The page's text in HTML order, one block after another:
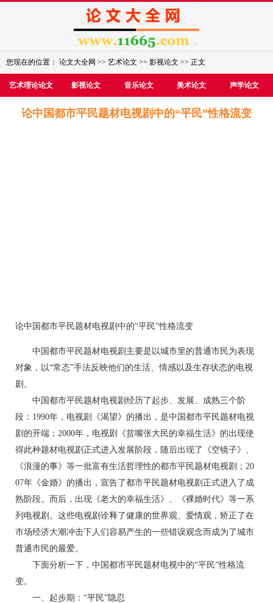
您现在的位置：论文大全网>>艺术论文>>影视论文>> 正文
艺术理论论文 影视论文 音乐论文 美术论文 声学论文
论中国都市平民题材电视剧中的“平民”性格流变
论中国都市平民题材电视剧中的“平民”性格流变
中国都市平民题材电视剧主要是以城市里的普通市民为表现
对象，以“常态”手法反映他们的生活、情感以及生存状态的电视
剧。
中国都市平民题材电视剧经历了起步、发展、成熟三个阶
段：1990年，电视剧《渴望》的播出，是中国都市平民题材电视
剧的开端；2000年，电视剧《贫嘴张大民的幸福生活》的出现使
得此种题材电视剧正式进入发展阶段，随后出现了《空镜子》、
《浪漫的事》等一批富有生活哲理性的都市平民题材电视剧；20
07年《金婚》的播出，宣告了都市平民题材电视剧正式进入了成
熟阶段。而后，出现《老大的幸福生活》、《裸婚时代》等一系
列电视剧。这些电视剧诠释了健康的世界观、爱情观，矫正了在
市场经济大潮冲击下人们容易产生的一些错误观念而成为了城市
普通市民的最爱。
下面分析一下，中国都市平民题材电视中的“平民”性格流
变。
一、起步期：“平民”隐忍